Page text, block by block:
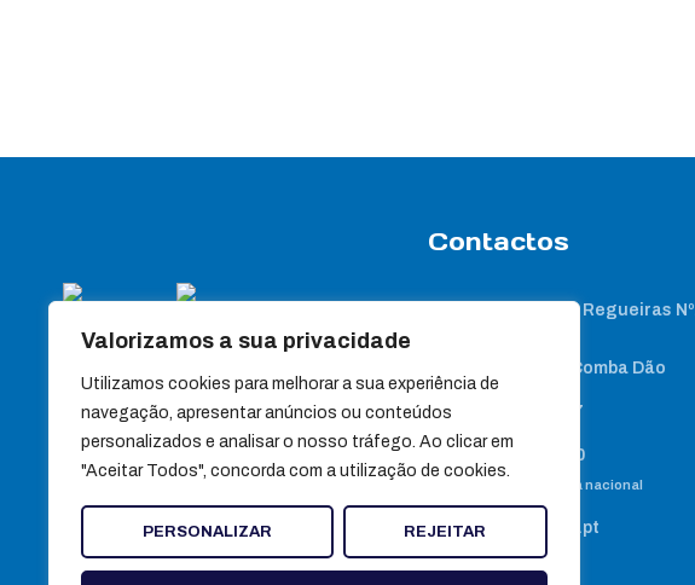
Valorizamos a sua privacidade
Utilizamos cookies para melhorar a sua experiência de
navegação, apresentar anúncios ou conteúdos
personalizados e analisar o nosso tráfego. Ao clicar em
"Aceitar Todos", concorda com a utilização de cookies.
PERSONALIZAR REJEITAR
Contactos
Rua Travessa das Regueiras
3440-358 Santa Comba Dão
(+351) 232 882 267
(+351) 232 888 460
Chamada para rede fixa nacional
geral@ultragene.pt